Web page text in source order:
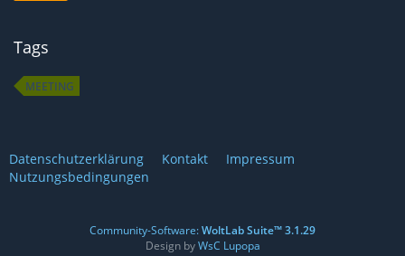
Tags
MEETING
Datenschutzerklärung Kontakt
Impressum
Nutzungsbedingungen
Community-Software:WoltLab Suite™ 3.1.29
Design byWsC Lupopa